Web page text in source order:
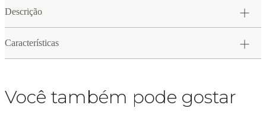
Descrição
Características
Você também pode gostar